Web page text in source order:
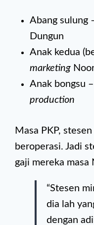
Abang sulung
Dungun
Anak kedua
marketing
Anak bongsu
production
Masa PKP,
beroperasi. Jadi
gaji mereka
“Stesen
dia lah
dengan